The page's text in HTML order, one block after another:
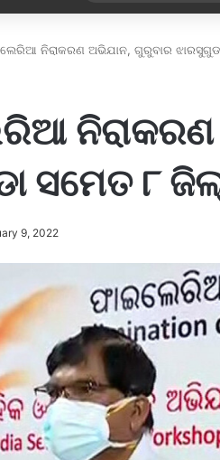
ନିରାକରଣ ଅଭିଯାନ, ଗୁରୁବାର
ନିରାକରଣ
ସମେତ ୮
9, 2022